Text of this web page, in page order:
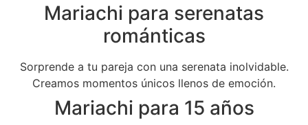
Mariachi para serenatas
románticas
Sorprende a tu pareja con una serenata inolvidable.
Creamos momentos únicos llenos de emoción.
Mariachi para 15 años